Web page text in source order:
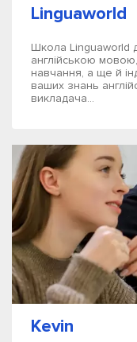
Linguaworld
Школа Linguaworld
англійською
навчання, а ще й
ваших знань
викладача...
Kevin